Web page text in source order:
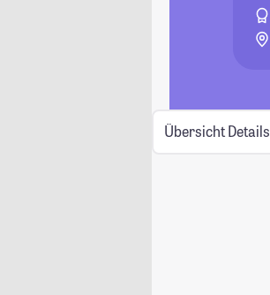
Übersicht Details